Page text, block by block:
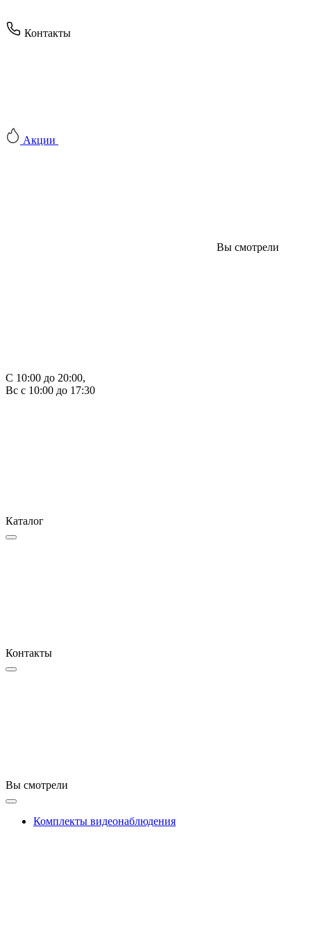
Контакты
Акции
Вы смотрели
С 10:00 до 20:00,
Вс с 10:00 до 17:30
Каталог
Контакты
Вы смотрели
Комплекты видеонаблюдения